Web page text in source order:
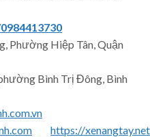
Phường Hiệp Tân, Quận
Bình Trị Đông, Bình
https://xenangtay.net